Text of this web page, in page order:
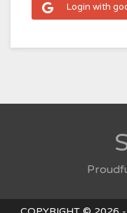
Login with